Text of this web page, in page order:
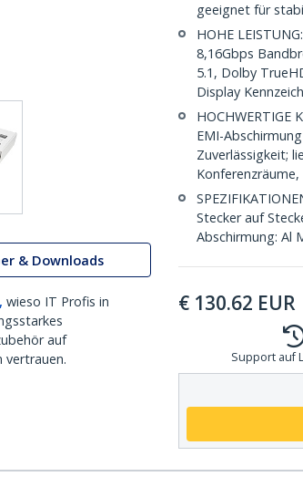
& Downloads
wieso IT Profis in
auf
vertrauen.
geeignet für
HOHE
8,16Gbps
5.1, Dolby
Display
HOCHWERTIGE
EMI-
Zuverlässigkeit;
Stecker auf
Abschirmung: Al
€ 130.62 EUR
Support auf